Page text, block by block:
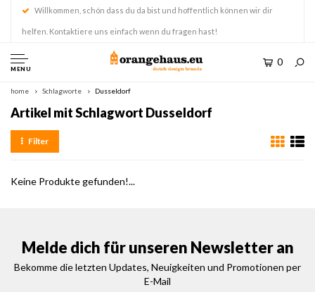
Willkommen, schön dass du da bist und hoffentlich können wir dir
helfen. Kontaktiere uns einfach wenn du fragen hast!
MENU
0
home Schlagworte Dusseldorf
Artikel mit Schlagwort Dusseldorf
Filter
Keine Produkte gefunden!...
Melde dich für unseren Newsletter an
Bekomme die letzten Updates, Neuigkeiten und Promotionen per
E-Mail